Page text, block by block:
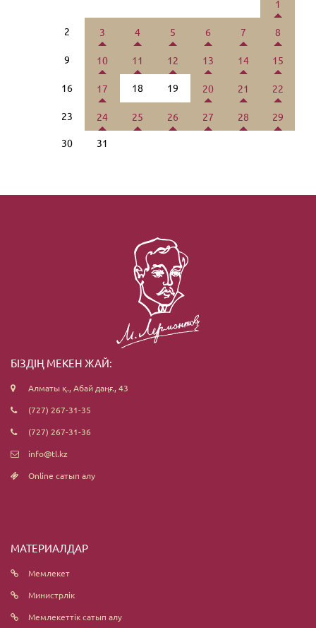
1
2 3 4 5 6 7 8
9 10 11 12 13 14 15
16 17 18 19 20 21 22
23 24 25 26 27 28 29
30 31
БІЗДІҢ МЕКЕН ЖАЙ:
Алматы қ., Абай даңғ., 43
(727) 267-31-35
(727) 267-31-36
info@tl.kz
Online сатып алу
МАТЕРИАЛДАР
Мемлекет
Министрлік
Мемлекеттік сатып алу